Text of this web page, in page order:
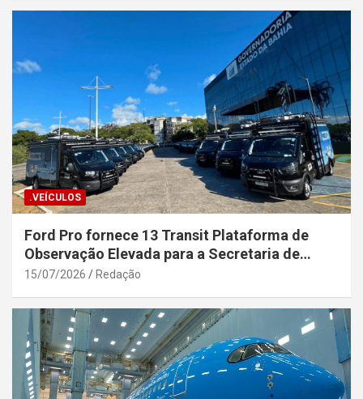
.VEÍCULOS
Ford Pro fornece 13 Transit Plataforma de
Observação Elevada para a Secretaria de
Segurança Pública da Bahia
15/07/2026 Redação